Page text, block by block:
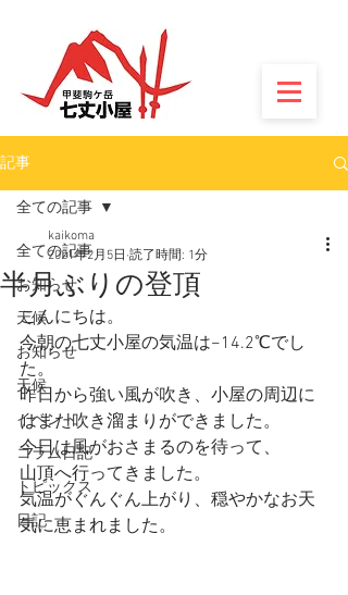
記事
全ての記事
お知らせ
天候
お知らせ
天候
イベント
コラム日記
トピックス
日記
全ての記事
半月ぶりの登頂
kaikoma
2021年2月5日 読了時間: 1分
こんにちは。
今朝の七丈小屋の気温は−14.2℃でし
た。
昨日から強い風が吹き、小屋の周辺に
はまた吹き溜まりができました。
今日は風がおさまるのを待って、
山頂へ行ってきました。
気温がぐんぐん上がり、穏やかなお天
気に恵まれました。